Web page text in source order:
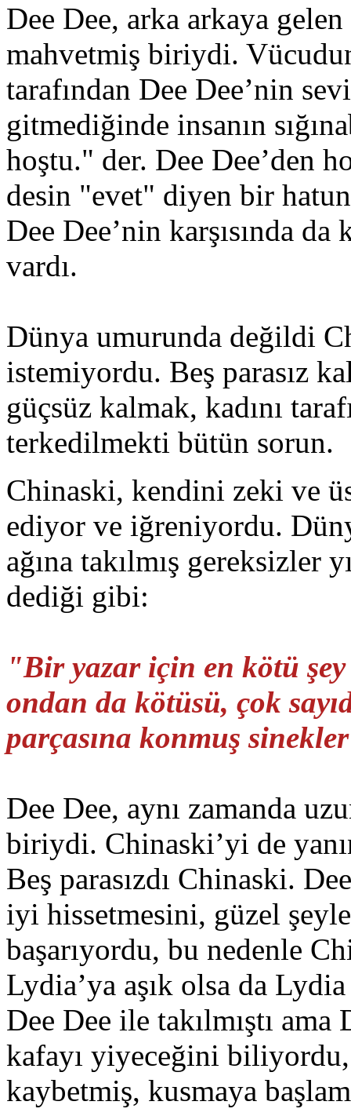
Dee Dee, arka arkaya
mahvetmiş biriydi.
tarafından Dee Dee’nin
gitmediğinde insanın
hoştu." der. Dee Dee’den
desin "evet" diyen bir
Dee Dee’nin karşısında da
vardı.
Dünya umurunda değildi
istemiyordu. Beş parasız
güçsüz kalmak, kadını
terkedilmekti bütün sorun.
Chinaski, kendini zeki ve
ediyor ve iğreniyordu.
ağına takılmış gereksizler
dediği gibi:
"Bir yazar için en kötü
ondan da kötüsü, çok
parçasına konmuş
Dee Dee, aynı zamanda
biriydi. Chinaski’yi de
Beş parasızdı Chinaski.
iyi hissetmesini, güzel
başarıyordu, bu nedenle
Lydia’ya aşık olsa da
Dee Dee ile takılmıştı
kafayı yiyeceğini biliyordu,
kaybetmiş, kusmaya